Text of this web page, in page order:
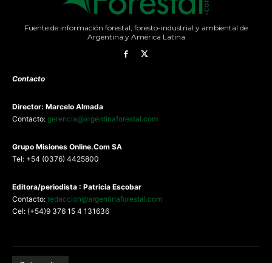
Fuente de información forestal, foresto-industrial y ambiental de
Argentina y América Latina
Contacto
Director: Marcelo Almada
Contacto: gerencia@argentinaforestal.com
Grupo Misiones Online.Com SA
Tel: +54 (0376) 4425800
Editora/periodista : Patricia Escobar
Contacto: redaccion@argentinaforestal.com
Cel: (+54)9 376 15 4 131636